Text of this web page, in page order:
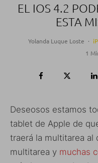
EL IOS 4.2
ESTA
Yolanda Luque Loste ·
1
Deseosos estamos
tablet de Apple de
traerá la multitarea al
multitarea y muchas